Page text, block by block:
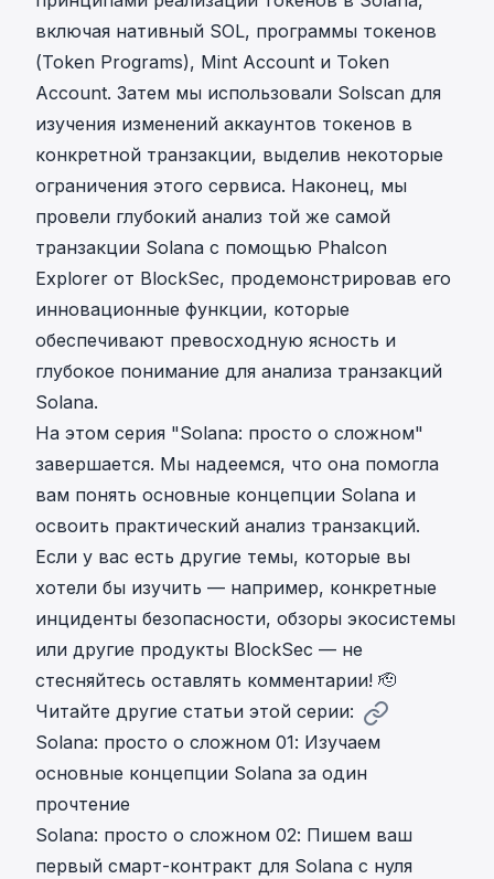
включая нативный SOL, программы токенов
(Token Programs), Mint Account и Token
Account. Затем мы использовали Solscan для
изучения изменений аккаунтов токенов в
конкретной транзакции, выделив некоторые
ограничения этого сервиса. Наконец, мы
провели глубокий анализ той же самой
транзакции Solana с помощью Phalcon
Explorer от BlockSec, продемонстрировав его
инновационные функции, которые
обеспечивают превосходную ясность и
глубокое понимание для анализа транзакций
Solana.
На этом серия "Solana: просто о сложном"
завершается. Мы надеемся, что она помогла
вам понять основные концепции Solana и
освоить практический анализ транзакций.
Если у вас есть другие темы, которые вы
хотели бы изучить — например, конкретные
инциденты безопасности, обзоры экосистемы
или другие продукты BlockSec — не
стесняйтесь оставлять комментарии! 🫡
Читайте другие статьи этой серии:
Solana: просто о сложном 01: Изучаем
основные концепции Solana за один
прочтение
Solana: просто о сложном 02: Пишем ваш
первый смарт-контракт для Solana с нуля